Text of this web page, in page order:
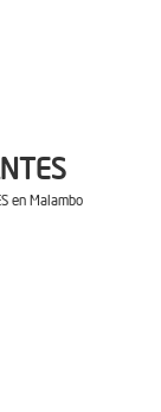
en Malambo